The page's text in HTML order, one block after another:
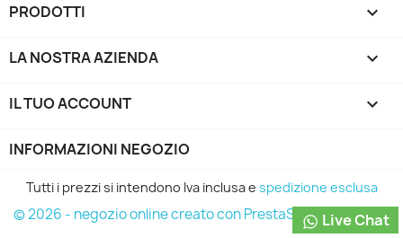
PRODOTTI 
LA NOSTRA AZIENDA 
IL TUO ACCOUNT 
INFORMAZIONI NEGOZIO
Live Chat
Tutti i prezzi si intendono Iva inclusa e spedizione esclusa
© 2026 - negozio online creato con PrestaShop™